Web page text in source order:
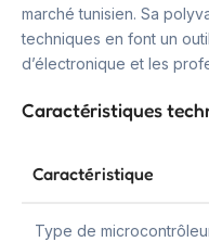
marché tunisien. Sa
techniques en font un
d’électronique et les
Caractéristiques
Caractéristique
Type de